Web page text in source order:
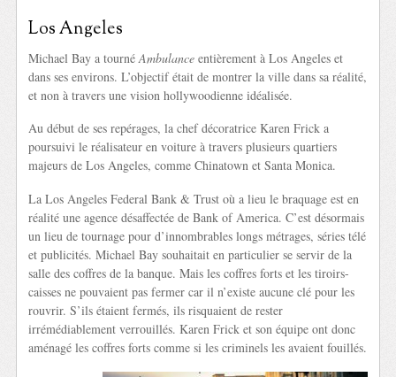
Los Angeles
Michael Bay a tournéAmbulance entièrement à Los Angeles et
dans ses environs. L’objectif était de montrer la ville dans sa réalité,
et non à travers une vision hollywoodienne idéalisée.
Au début de ses repérages, la chef décoratrice Karen Frick a
poursuivi le réalisateur en voiture à travers plusieurs quartiers
majeurs de Los Angeles, comme Chinatown et Santa Monica.
La Los Angeles Federal Bank & Trust où a lieu le braquage est en
réalité une agence désaffectée de Bank of America. C’est désormais
un lieu de tournage pour d’innombrables longs métrages, séries télé
et publicités. Michael Bay souhaitait en particulier se servir de la
salle des coffres de la banque. Mais les coffres forts et les tiroirs-
caisses ne pouvaient pas fermer car il n’existe aucune clé pour les
rouvrir. S’ils étaient fermés, ils risquaient de rester
irrémédiablement verrouillés. Karen Frick et son équipe ont donc
aménagé les coffres forts comme si les criminels les avaient fouillés.